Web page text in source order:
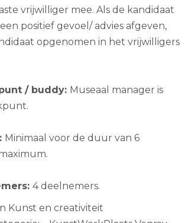
vrijwilliger mee. Als de kandidaat
positief gevoel/ advies afgeven,
opgenomen in het vrijwilligers
/ buddy: Museaal manager is
Minimaal voor de duur van 6
4 deelnemers.
Kunst en creativiteit